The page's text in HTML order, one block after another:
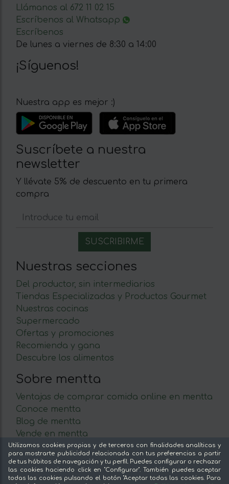
Llámanos al 672 11 02 15
Escríbenos al Whatsapp
Escríbenos
De lunes a viernes de 8:30 a 14:00
¡Síguenos!
Nuestra app es mejor :)
Suscríbete a nuestra
newsletter
Y llévate 5% de descuento en tu primera
compra
Nuestras secciones
Del productor, sin intermediarios
Tiendas Especializadas y Productos Gourmet
Nuestras cocinas
Supermercado
Ofertas y promociones
Recomienda y gana
Descubre los alimentos
Sobre mentta
Ventajas de comprar comida online en mentta
Conoce mentta
Blog de mentta
Vende en mentta
Fidelización
Preguntas frecuentes
Legal
Utilizamos cookies propias y de terceros con finalidades analíticas y
para mostrarte publicidad relacionada con tus preferencias a partir
de tus hábitos de navegación y tu perfil. Puedes configurar o rechazar
las cookies haciendo click en "Configurar". También puedes aceptar
todas las cookies pulsando el botón "Aceptar todas las cookies. Para